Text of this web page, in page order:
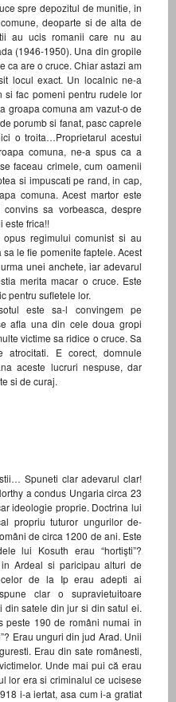
spre depozitul de munitie, in
deoparte si de alta de
au ucis romanii care nu au
(1946-1950). Una din gropile
ca are o cruce. Chiar astazi am
locul exact. Un localnic ne-a
fac pomeni pentru rudele lor
groapa comuna am vazut-o de
porumb si fanat, pasc caprele
o troita…Proprietarul acestui
comuna, ne-a spus ca a
faceau crimele, cum oamenii
si impuscati pe rand, in cap,
comuna. Acest martor este
sa vorbeasca, despre
este frica!!
regimului comunist si au
le fie pomenite faptele. Acest
unei anchete, iar adevarul
merita macar o cruce. Este
pentru sufletele lor.
este sa-l convingem pe
afla una din cele doua gropi
victime sa ridice o cruce. Sa
E corect, domnule
aceste lucruri nespuse, dar
si de curaj.
Spuneti clar adevarul clar!
a condus Ungaria circa 23
ideologie proprie. Doctrina lui
propriu tuturor ungurilor de-
de circa 1200 de ani. Este
lui Kosuth erau “hortişti”?
Ardeal si paricipau alturi de
de la Ip erau adepti ai
clar o supravietuitoare
din satele din jur si din satul ei.
peste 190 de români numai în
Erau unguri din jud Arad. Unii
Erau din sate românesti,
Unde mai pui că erau
lor era si criminalul ce ucisese
i-a iertat, asa cum i-a gratiat